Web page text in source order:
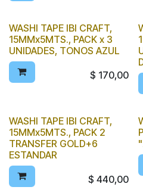
WASHI TAPE IBI CRAFT,
15MMx5MTS., PACK x 3
UNIDADES, TONOS AZUL
$ 170,00
WASHI TAPE IBI CRAFT,
15MMx5MTS., PACK 2
TRANSFER GOLD+6
ESTANDAR
$ 440,00